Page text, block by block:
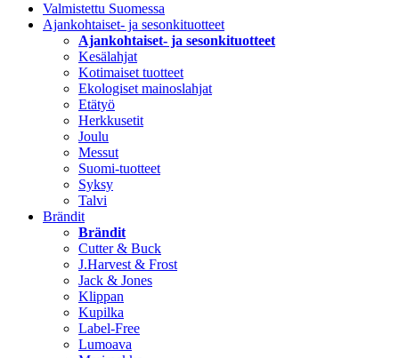
Valmistettu Suomessa
Ajankohtaiset- ja sesonkituotteet
Ajankohtaiset- ja sesonkituotteet
Kesälahjat
Kotimaiset tuotteet
Ekologiset mainoslahjat
Etätyö
Herkkusetit
Joulu
Messut
Suomi-tuotteet
Syksy
Talvi
Brändit
Brändit
Cutter & Buck
J.Harvest & Frost
Jack & Jones
Klippan
Kupilka
Label-Free
Lumoava